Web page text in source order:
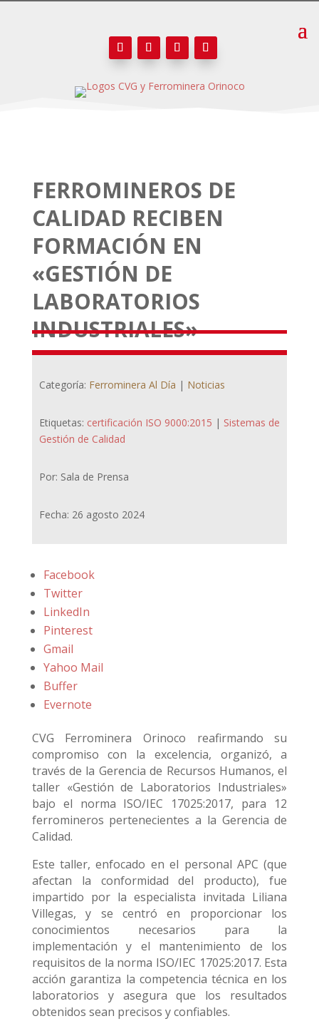
FERROMINEROS DE
CALIDAD RECIBEN
FORMACIÓN EN
«GESTIÓN DE
LABORATORIOS
INDUSTRIALES»
Categoría: Ferrominera Al Día | Noticias
Etiquetas: certificación ISO 9000:2015 | Sistemas de
Gestión de Calidad
Por: Sala de Prensa
Fecha: 26 agosto 2024
Facebook
Twitter
LinkedIn
Pinterest
Gmail
Yahoo Mail
Buffer
Evernote
CVG Ferrominera Orinoco reafirmando su
compromiso con la excelencia, organizó, a
través de la Gerencia de Recursos Humanos, el
taller «Gestión de Laboratorios Industriales»
bajo el norma ISO/IEC 17025:2017, para 12
ferromineros pertenecientes a la Gerencia de
Calidad.
Este taller, enfocado en el personal APC (que
afectan la conformidad del producto), fue
impartido por la especialista invitada Liliana
Villegas, y se centró en proporcionar los
conocimientos necesarios para la
implementación y el mantenimiento de los
requisitos de la norma ISO/IEC 17025:2017. Esta
acción garantiza la competencia técnica en los
laboratorios y asegura que los resultados
obtenidos sean precisos y confiables.